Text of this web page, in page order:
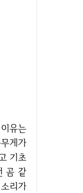
게가
기초
곰 같
리가